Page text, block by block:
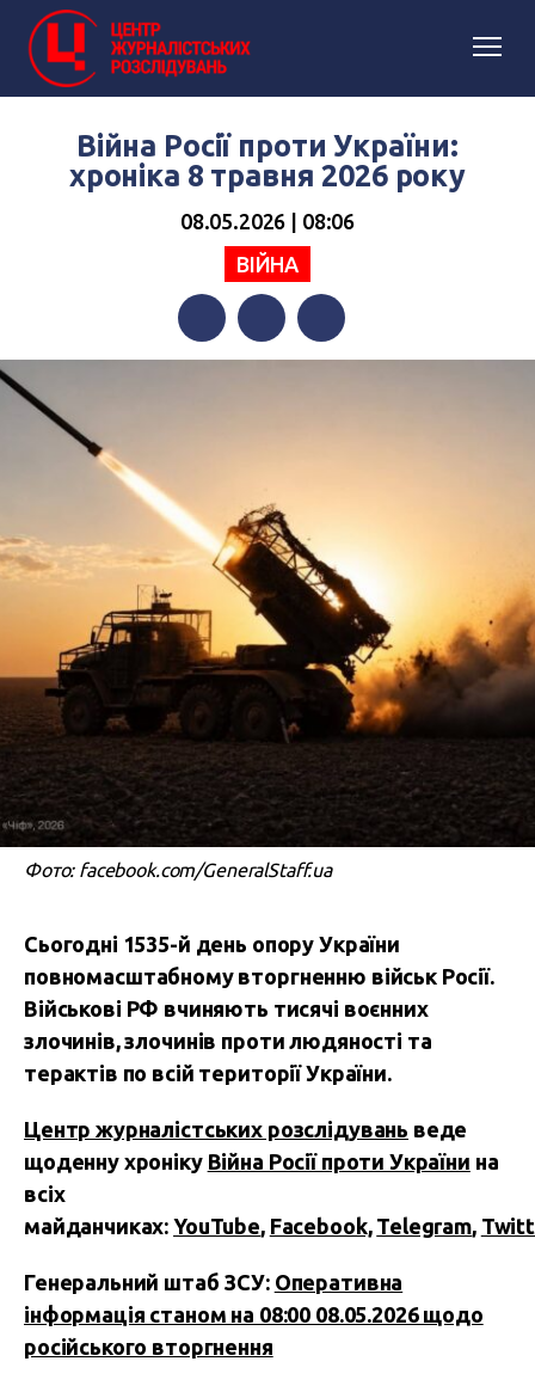
Війна Росії проти України:
хроніка 8 травня 2026 року
08.05.2026 | 08:06
ВІЙНА
FacebookTwitterTelegram
Фото: facebook.com/GeneralStaff.ua
Сьогодні 1535-й день опору України
повномасштабному вторгненню військ Росії.
Військові РФ вчиняють тисячі воєнних
злочинів, злочинів проти людяності та
терактів по всій території України.
Центр журналістських розслідувань веде
щоденну хроніку Війна Росії проти України на
всіх
майданчиках:YouTube, Facebook, Telegram,
Генеральний штаб ЗСУ: Оперативна
інформація станом на 08:00 08.05.2026 щодо
російського вторгнення